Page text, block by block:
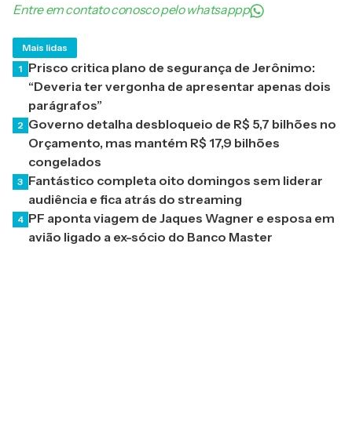
Entre em contato conosco pelo whatsappp
Mais lidas
1 Prisco critica plano de segurança de Jerônimo:
“Deveria ter vergonha de apresentar apenas dois
parágrafos”
2 Governo detalha desbloqueio de R$ 5,7 bilhões no
Orçamento, mas mantém R$ 17,9 bilhões
congelados
3 Fantástico completa oito domingos sem liderar
audiência e fica atrás do streaming
4 PF aponta viagem de Jaques Wagner e esposa em
avião ligado a ex-sócio do Banco Master